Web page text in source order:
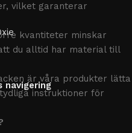
vilket garanterar
kvantiteter minskar
du alltid har material till
är våra produkter lätta
instruktioner för
navigering